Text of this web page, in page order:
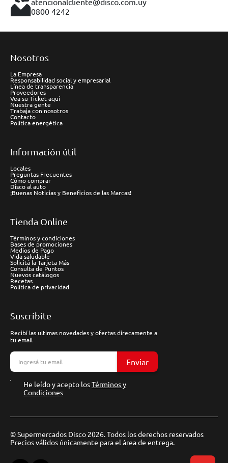
0800 4242
Nosotros
La Empresa
Responsabilidad social y empresarial
Línea de transparencia
Proveedores
Vea su Ticket aquí
Nuestra gente
Trabaja con nosotros
Contacto
Política energética
Información útil
Locales
Preguntas Frecuentes
Cómo comprar
Disco al auto
¡Buenas Noticias y Beneficios de las Marcas!
Tienda Online
Términos y condiciones
Bases de promociones
Medios de Pago
Vida saludable
Solicitá la Tarjeta Más
Consulta de Puntos
Nuevos catálogos
Recetas
Política de privacidad
Suscríbite
Recibí las ultimas novedades y ofertas direcamente a
tu email
Enviar
He leído y acepto losTérminos y
Condiciones
© Supermercados Disco 2026. Todos los derechos reservados
Precios válidos únicamente para el área de entrega.